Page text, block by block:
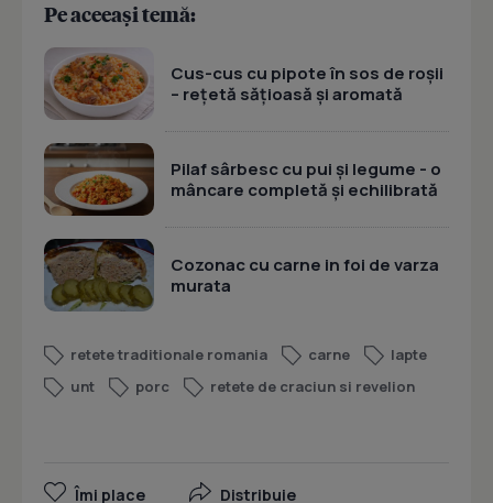
Pe aceeași temă:
Cus-cus cu pipote în sos de roșii
– rețetă sățioasă și aromată
Pilaf sârbesc cu pui și legume - o
mâncare completă și echilibrată
Cozonac cu carne in foi de varza
murata
retete traditionale romania carne
lapte
unt
porc retete de craciun si revelion
Îmi place Distribuie